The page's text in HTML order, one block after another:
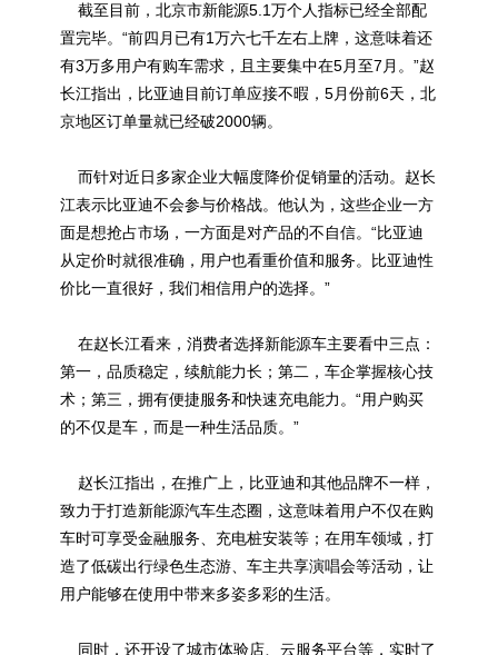
截至目前，北京市新能源5.1万个人指标已经全部配
置完毕。“前四月已有1万六七千左右上牌，这意味着还
有3万多用户有购车需求，且主要集中在5月至7月。”赵
长江指出，比亚迪目前订单应接不暇，5月份前6天，北
京地区订单量就已经破2000辆。
而针对近日多家企业大幅度降价促销量的活动。赵长
江表示比亚迪不会参与价格战。他认为，这些企业一方
面是想抢占市场，一方面是对产品的不自信。“比亚迪
从定价时就很准确，用户也看重价值和服务。比亚迪性
价比一直很好，我们相信用户的选择。”
在赵长江看来，消费者选择新能源车主要看中三点：
第一，品质稳定，续航能力长；第二，车企掌握核心技
术；第三，拥有便捷服务和快速充电能力。“用户购买
的不仅是车，而是一种生活品质。”
赵长江指出，在推广上，比亚迪和其他品牌不一样，
致力于打造新能源汽车生态圈，这意味着用户不仅在购
车时可享受金融服务、充电桩安装等；在用车领域，打
造了低碳出行绿色生态游、车主共享演唱会等活动，让
用户能够在使用中带来多姿多彩的生活。
同时，还开设了城市体验店、云服务平台等，实时了